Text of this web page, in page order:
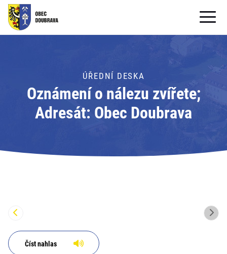
OBECNÍ ÚŘAD
PRO OBČANY
Formuláře ke stažení
PRO TURISTY
ÚŘEDNÍ DESKA
Oznámení o nálezu zvířete;
Adresát: Obec Doubrava
Číst nahlas